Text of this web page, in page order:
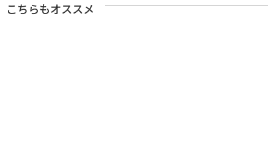
こちらもオススメ